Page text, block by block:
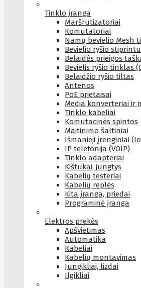
Tinklo įranga
Maršrutizatoriai
Komutatoriai
Namų bevielio Mesh
Bevielio ryšio
Belaidės prieigos
Bevielis ryšio tinklas
Belaidžio ryšio tiltas
Antenos
PoE prietaisai
Media konverteriai ir
Tinklo kabeliai
Komutacinės spintos
Maitinimo šaltiniai
Išmanieji įrenginiai
IP telefonija (VOIP)
Tinklo adapteriai
Kištukai, jungtys
Kabelių testeriai
Kabelių replės
Kita įranga, priedai
Programinė įranga
Elektros prekės
Apšvietimas
Automatika
Kabeliai
Kabelių montavimas
Jungikliai, lizdai
Ilgikliai